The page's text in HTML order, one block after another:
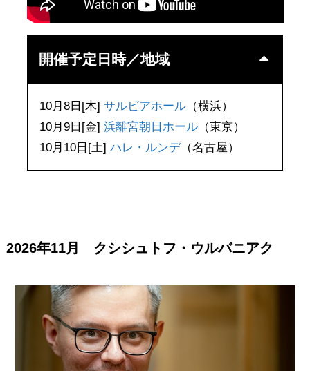
開催予定日時／地域
10月8日[木] サルビアホール（横浜）
10月9日[金] 浜離宮朝日ホール（東京）
10月10日[土] ハレ・ルンデ（名古屋）
2026年11月 クシシュトフ・ウルバニアク